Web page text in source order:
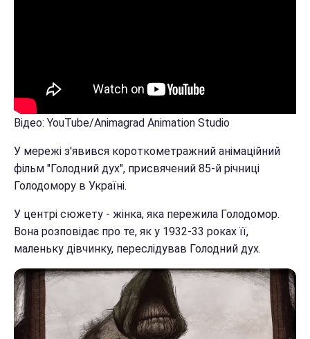
Відео: YouTube/Animagrad Animation Studio
У мережі з'явився короткометражний анімаційний
фільм "Голодний дух", присвячений 85-й річниці
Голодомору в Україні.
У центрі сюжету - жінка, яка пережила Голодомор.
Вона розповідає про те, як у 1932-33 роках її,
маленьку дівчинку, переслідував Голодний дух.